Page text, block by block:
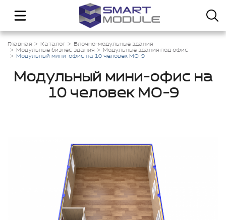
Главная Каталог
Блочно-модульные здания
Модульные бизнес здания
Модульные здания под офис
Модульный мини-офис на 10 человек МО-9
Модульный мини-офис на
10 человек МО-9